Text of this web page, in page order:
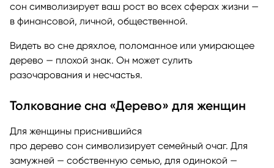
сон символизирует ваш рост во всех сферах жизни —
в финансовой, личной, общественной.
Видеть во сне дряхлое, поломанное или умирающее
дерево — плохой знак. Он может сулить
разочарования и несчастья.
Толкование сна «Дерево» для женщин
Для женщины приснившийся
про дерево сон символизирует семейный очаг. Для
замужней — собственную семью, для одинокой —